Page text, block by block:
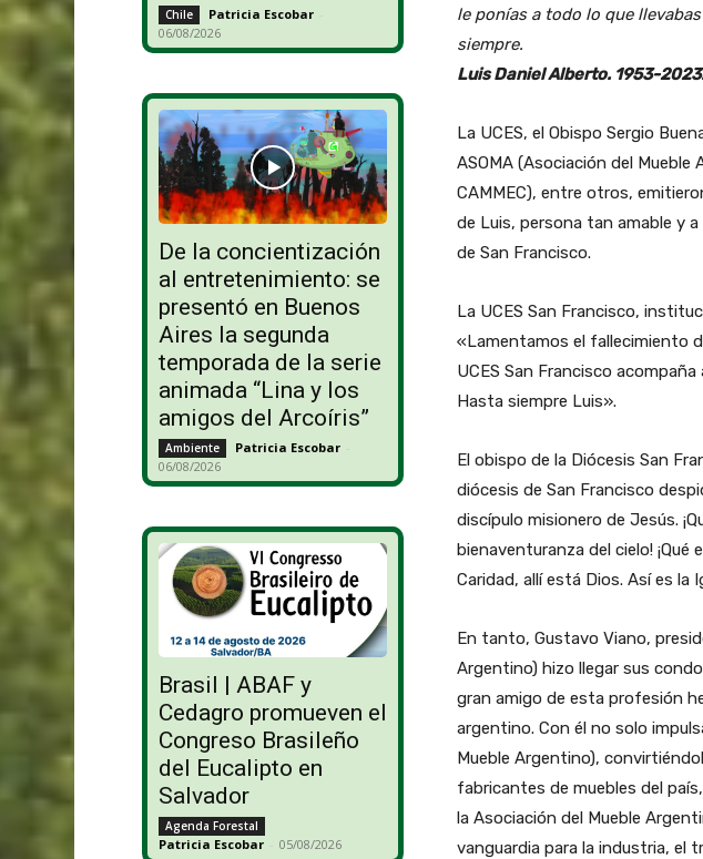
Chile Patricia Escobar -
06/08/2026
De la concientización
al entretenimiento: se
presentó en Buenos
Aires la segunda
temporada de la serie
animada “Lina y los
amigos del Arcoíris”
Ambiente Patricia Escobar -
06/08/2026
Brasil | ABAF y
Cedagro promueven el
Congreso Brasileño
del Eucalipto en
Salvador
Agenda Forestal
Patricia Escobar - 05/08/2026
le ponías a todo lo que
siempre.
Luis Daniel Alberto. 1953-
La UCES, el Obispo Sergio
ASOMA (Asociación del
CAMMEC), entre otros,
de Luis, persona tan amable y
de San Francisco.
La UCES San Francisco,
«Lamentamos el fallecimiento
UCES San Francisco
Hasta siempre Luis».
El obispo de la Diócesis San
diócesis de San Francisco
discípulo misionero de Jesús.
bienaventuranza del cielo!
Caridad, allí está Dios. Así es la
En tanto, Gustavo Viano,
Argentino) hizo llegar sus
gran amigo de esta profesión
argentino. Con él no solo
Mueble Argentino),
fabricantes de muebles del
la Asociación del Mueble
vanguardia para la industria, el